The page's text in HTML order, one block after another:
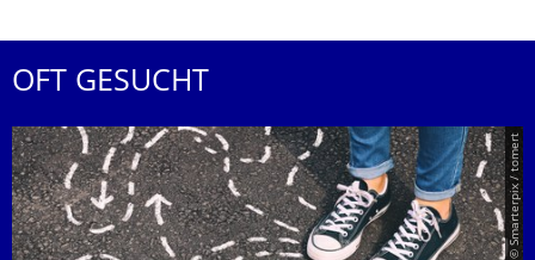
OFT GESUCHT
© Smarterpix / tomert